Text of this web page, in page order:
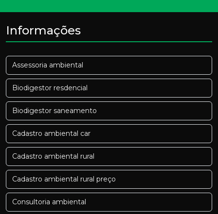
Informações
Assessoria ambiental
Biodigestor resdencial
Biodigestor saneamento
Cadastro ambiental car
Cadastro ambiental rural
Cadastro ambiental rural preço
Consultoria ambiental